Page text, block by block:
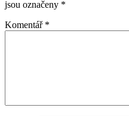
jsou označeny *
Komentář *